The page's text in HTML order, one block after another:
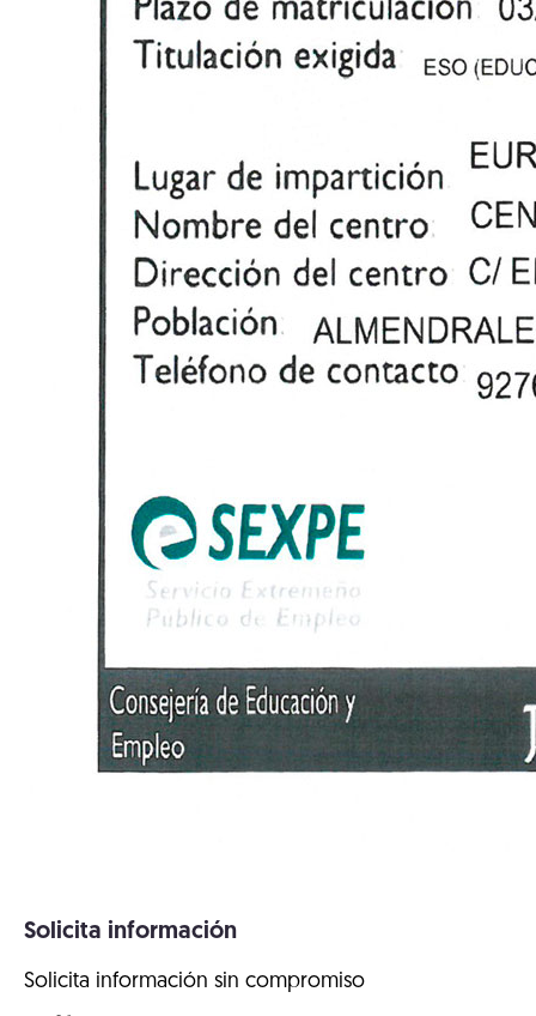
Solicita información
Solicita información sin compromiso